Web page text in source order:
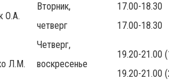
О.А.
Вторник,
четверг
17.00-18.30
17.00-18.30
Л.М.
Четверг,
воскресенье
19.20-21.00
19.20-21.00